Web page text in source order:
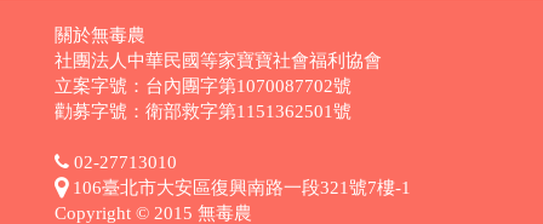
關於無毒農
社團法人中華民國等家寶寶社會福利協會
立案字號：台內團字第1070087702號
勸募字號：衛部救字第1151362501號
02-27713010
106臺北市大安區復興南路一段321號7樓-1
Copyright © 2015 無毒農